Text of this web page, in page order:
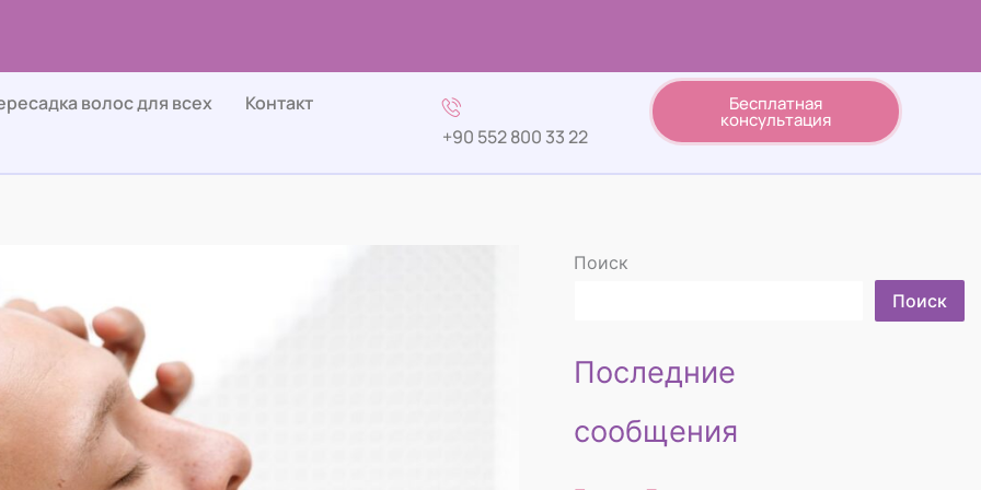
волос для всех
Контакт
+90 552 800 33 22
Бесплатная
консультация
Поиск
Поиск
Последние
сообщения